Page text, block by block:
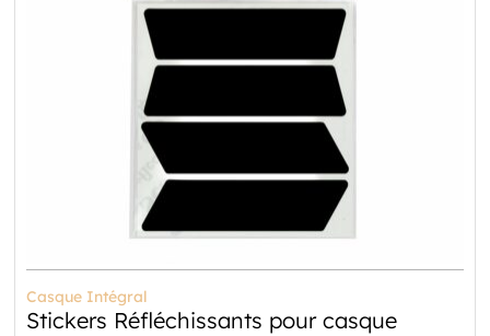
Casque Intégral
Stickers Réfléchissants pour casque